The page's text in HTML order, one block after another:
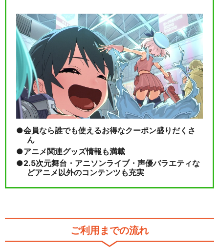
会員なら誰でも使えるお得なクーポン盛りだくさ
ん
アニメ関連グッズ情報も満載
2.5次元舞台・アニソンライブ・声優バラエティな
どアニメ以外のコンテンツも充実
ご利用までの流れ